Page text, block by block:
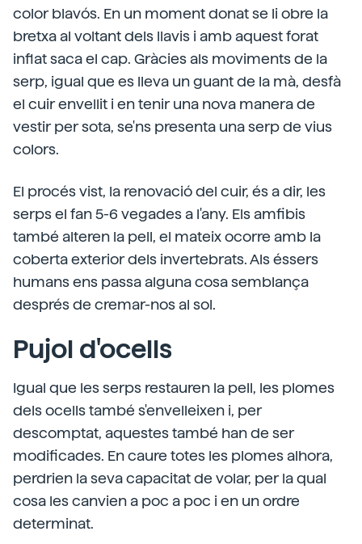
color blavós. En un moment donat se li obre la
bretxa al voltant dels llavis i amb aquest forat
inflat saca el cap. Gràcies als moviments de la
serp, igual que es lleva un guant de la mà, desfà
el cuir envellit i en tenir una nova manera de
vestir per sota, se'ns presenta una serp de vius
colors.
El procés vist, la renovació del cuir, és a dir, les
serps el fan 5-6 vegades a l'any. Els amfibis
també alteren la pell, el mateix ocorre amb la
coberta exterior dels invertebrats. Als éssers
humans ens passa alguna cosa semblança
després de cremar-nos al sol.
Pujol d'ocells
Igual que les serps restauren la pell, les plomes
dels ocells també s'envelleixen i, per
descomptat, aquestes també han de ser
modificades. En caure totes les plomes alhora,
perdrien la seva capacitat de volar, per la qual
cosa les canvien a poc a poc i en un ordre
determinat.